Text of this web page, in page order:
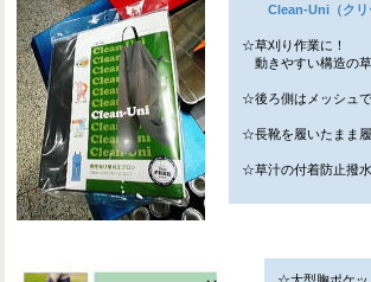
Clean-Uni（クリ
☆草刈り作業に！
動きやすい構造の草
☆後ろ側はメッシュで
☆長靴を履いたまま
☆草汁の付着防止撥水
☆大型胸ポケッ